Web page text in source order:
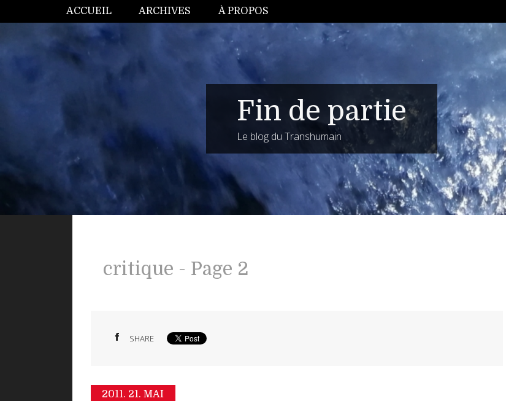
ACCUEIL ARCHIVES À PROPOS
Fin de partie
Le blog du Transhumain
critique - Page 2
SHARE
2011. 21. MAI